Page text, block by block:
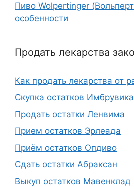
Пиво Wolpertinger
особенности
Продать лекарства
Как продать лекарства от
Скупка остатков Имбрувика
Продать остатки Ленвима
Прием остатков Эрлеада
Приём остатков Опдиво
Сдать остатки Абраксан
Выкуп остатков Мавенклад